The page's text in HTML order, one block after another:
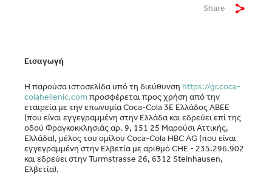
Share
Εισαγωγή
Η παρούσα ιστοσελίδα υπό τη διεύθυνση https://gr.coca-
colahellenic.com προσφέρεται προς χρήση από την
εταιρεία με την επωνυμία Coca-Cola 3Ε Ελλάδος ΑΒΕΕ
(που είναι εγγεγραμμένη στην Ελλάδα και εδρεύει επί της
οδού Φραγκοκκλησιάς αρ. 9, 151 25 Μαρούσι Αττικής,
Ελλάδα), μέλος του ομίλου Coca‑Cola HBC AG (που είναι
εγγεγραμμένη στην Ελβετία με αριθμό CHE - 235.296.902
και εδρεύει στην Turmstrasse 26, 6312 Steinhausen,
Ελβετία).